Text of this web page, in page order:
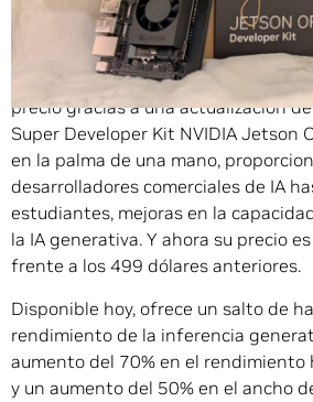
NVIDIA presenta un nuevo
IA generativa que ofrece más
precio gracias a una actualización
Super Developer Kit NVIDIA Jetson
en la palma de una mano,
desarrolladores comerciales de IA
estudiantes, mejoras en la
la IA generativa. Y ahora su precio
frente a los 499 dólares anteriores.
Disponible hoy, ofrece un salto de
rendimiento de la inferencia
aumento del 70% en el rendimiento
y un aumento del 50% en el ancho